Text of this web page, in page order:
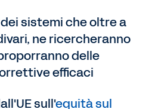
sistemi che oltre a
ne ricercheranno
delle
efficaci
sull'equità sul